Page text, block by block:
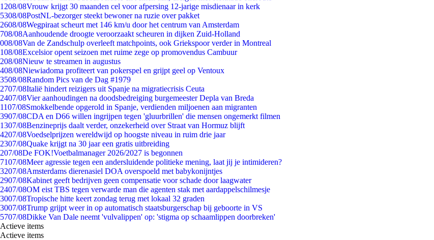
1208/08Vrouw krijgt 30 maanden cel voor afpersing 12-jarige misdienaar in kerk
5308/08PostNL-bezorger steekt bewoner na ruzie over pakket
2608/08Wegpiraat scheurt met 146 km/u door het centrum van Amsterdam
708/08Aanhoudende droogte veroorzaakt scheuren in dijken Zuid-Holland
008/08Van de Zandschulp overleeft matchpoints, ook Griekspoor verder in Montreal
108/08Excelsior opent seizoen met ruime zege op promovendus Cambuur
208/08Nieuw te streamen in augustus
408/08Niewiadoma profiteert van pokerspel en grijpt geel op Ventoux
3508/08Random Pics van de Dag #1979
2707/08Italië hindert reizigers uit Spanje na migratiecrisis Ceuta
2407/08Vier aanhoudingen na doodsbedreiging burgemeester Depla van Breda
1107/08Smokkelbende opgerold in Spanje, verdienden miljoenen aan migranten
3907/08CDA en D66 willen ingrijpen tegen 'gluurbrillen' die mensen ongemerkt filmen
1307/08Benzineprijs daalt verder, onzekerheid over Straat van Hormuz blijft
4207/08Voedselprijzen wereldwijd op hoogste niveau in ruim drie jaar
2307/08Quake krijgt na 30 jaar een gratis uitbreiding
207/08De FOK!Voetbalmanager 2026/2027 is begonnen
7107/08Meer agressie tegen een andersluidende politieke mening, laat jij je intimideren?
3207/08Amsterdams dierenasiel DOA overspoeld met babykonijntjes
2907/08Kabinet geeft bedrijven geen compensatie voor schade door laagwater
2407/08OM eist TBS tegen verwarde man die agenten stak met aardappelschilmesje
3007/08Tropische hitte keert zondag terug met lokaal 32 graden
3007/08Trump grijpt weer in op automatisch staatsburgerschap bij geboorte in VS
5707/08Dikke Van Dale neemt 'vulvalippen' op: 'stigma op schaamlippen doorbreken'
Actieve items
Actieve items